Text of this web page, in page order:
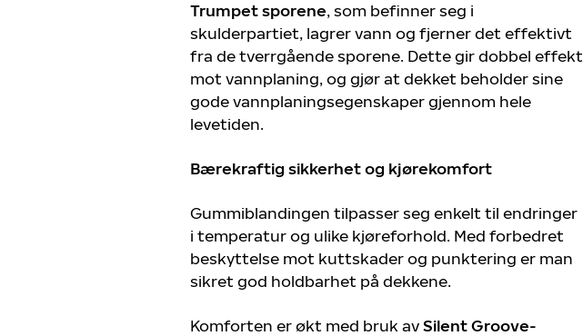
Trumpet sporene, som befinner seg i
skulderpartiet, lagrer vann og fjerner det effektivt
fra de tverrgående sporene. Dette gir dobbel effekt
mot vannplaning, og gjør at dekket beholder sine
gode vannplaningsegenskaper gjennom hele
levetiden.
Bærekraftig sikkerhet og kjørekomfort
Gummiblandingen tilpasser seg enkelt til endringer
i temperatur og ulike kjøreforhold. Med forbedret
beskyttelse mot kuttskader og punktering er man
sikret god holdbarhet på dekkene.
Komforten er økt med bruk avSilent Groove-